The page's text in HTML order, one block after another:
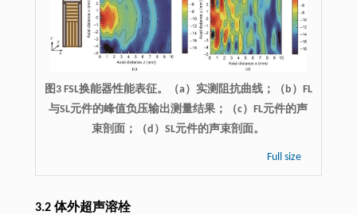
图3 FSL换能器性能表征。（a）实测阻抗曲线；（b）FL
与SL元件的峰值负压输出测量结果；（c）FL元件的声
束剖面；（d）SL元件的声束剖面。
Full size
3.2 体外超声溶栓